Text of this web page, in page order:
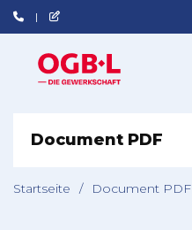
Document PDF
Startseite / Document PDF